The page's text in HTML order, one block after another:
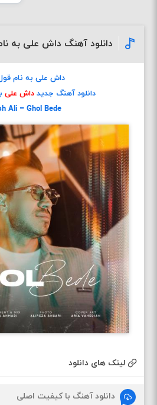
دانلود آهنگ داش علی به
داش علی به نام
دانلود آهنگ جدید داش علی
Ali – Ghol Bede
لینک های دانلود
دانلود آهنگ با کیفیت اصلی